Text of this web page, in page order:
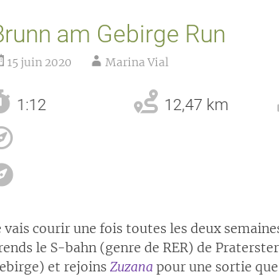
am Gebirge Run
15 juin 2020 Marina Vial
1:12 12,47 km
vais courir une fois toutes les deux
le S-bahn (genre de RER) de
et rejoins Zuzana pour une sortie